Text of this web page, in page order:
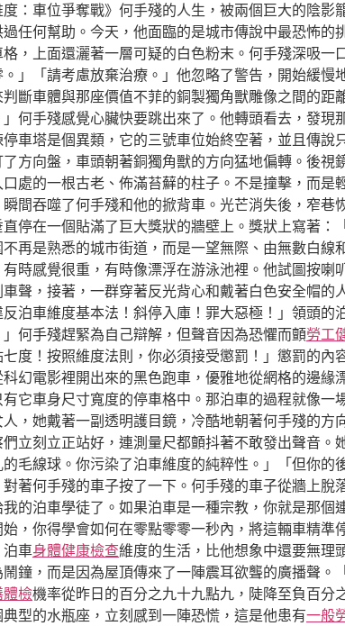
：車位爭奪戰》何手殘的人生，被兩個巨大的陰影
任何幫助。今天，他面臨的是城市傳說中最恐怖的
，上面還灑著一層可疑的白色粉末。何手殘深吸一
」「請考慮放棄治療。」他忽略了警告，開始緩慢
斷車體與那座價值不菲的銅製獨角獸雕像之間的距
何手殘感覺心臟快要跳出來了。他轉頭看去，發現
車塔是個異類，它的三號車位始終空著，並且傳說
方向盤，車頭朝著銅獨角獸的方向猛地偏轉。後視
處的一根古老、佈滿苔蘚的柱子。不是撞擊，而是
間吞噬了何手殘和他的掀背車。光芒消失後，窄巷
停在一個貼滿了巨大獎狀的牆壁上。獎狀上寫著：
是熟悉的城市街道，而是一望無際、由無數白線
時感覺很重，有時像漂浮在游泳池裡。他試圖按喇
聲，接著，一群穿著反光背心和戴著白色安全帽的
泊車維度基本法！斜停入庫！罪大惡極！」領頭的
何手殘趕緊為自己辯解，但聲音因為恐懼而顫勞工
！按照維度法則，你必須接受懲罰！」懲罰的內
幻電影裡開出來的黑色跑車，優雅地從網格的邊緣
它車身尺寸寬度的停車格中。那泊車的過程就像一
，她戴著一副透明護目鏡，冷酷地朝著何手殘的方
立刻立正站好，連測量尺都顫抖著不敢發出聲音。
毛線球。你污染了泊車維度的純粹性。」「但你的
何手殘的車子按了一下。何手殘的車子從牆上脫
泊車學徒了。如果泊車是一種宗教，你就是那個
，你得學會如何在零點零零一秒內，將這輛車精準
泊車身體健康檢查維度的生活，比他想象中還要無理
鐘，而是因為屋頂傳來了一陣震耳欲聾的廣播聲。
體檢機率從昨日的百分之九十九點九，陡降至負百分
型的水瓶座，立刻感到一陣恐慌，這是他患有一般